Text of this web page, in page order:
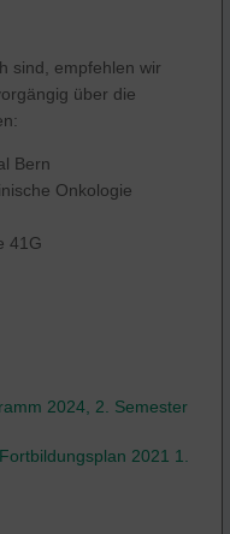
sind, empfehlen wir
über die
Bern
Onkologie
41G
2024, 2. Semester
2021 1.